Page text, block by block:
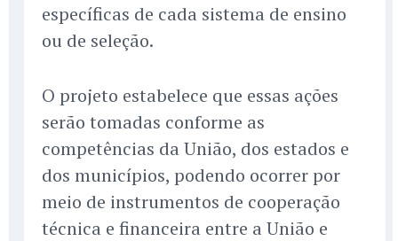
específicas de cada sistema de ensino
ou de seleção.
O projeto estabelece que essas ações
serão tomadas conforme as
competências da União, dos estados e
dos municípios, podendo ocorrer por
meio de instrumentos de cooperação
técnica e financeira entre a União e